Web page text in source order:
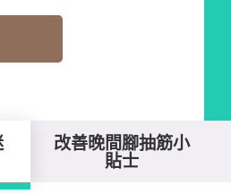
改善晚間腳抽筋小
貼士